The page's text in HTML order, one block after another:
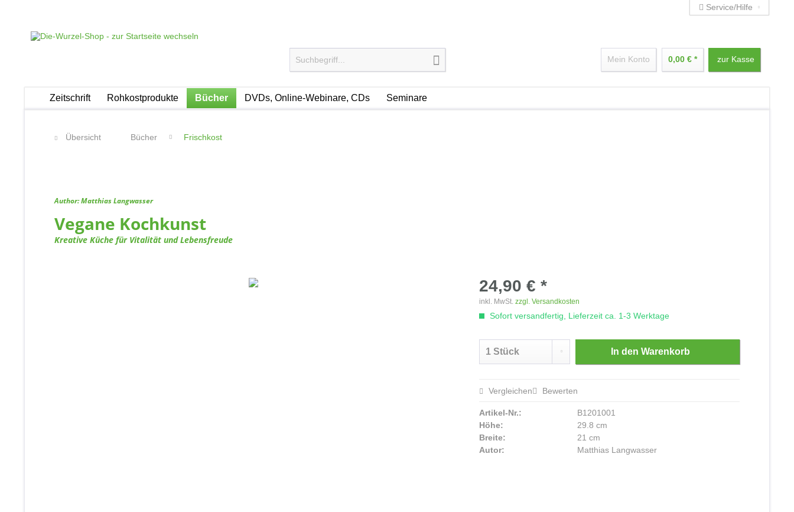
Service/Hilfe
Mein Konto 0,00 € * zur Kasse
Zeitschrift Rohkostprodukte Bücher DVDs, Online-Webinare, CDs Seminare
Übersicht Bücher Frischkost
Author: Matthias Langwasser
Vegane Kochkunst
Kreative Küche für Vitalität und Lebensfreude
24,90 € *
inkl. MwSt.zzgl. Versandkosten
Sofort versandfertig, Lieferzeit ca. 1-3 Werktage
In den Warenkorb
Vergleichen Bewerten
Artikel-Nr.:
B1201001
Höhe:
29.8 cm
Breite:
21 cm
Autor:
Matthias Langwasser